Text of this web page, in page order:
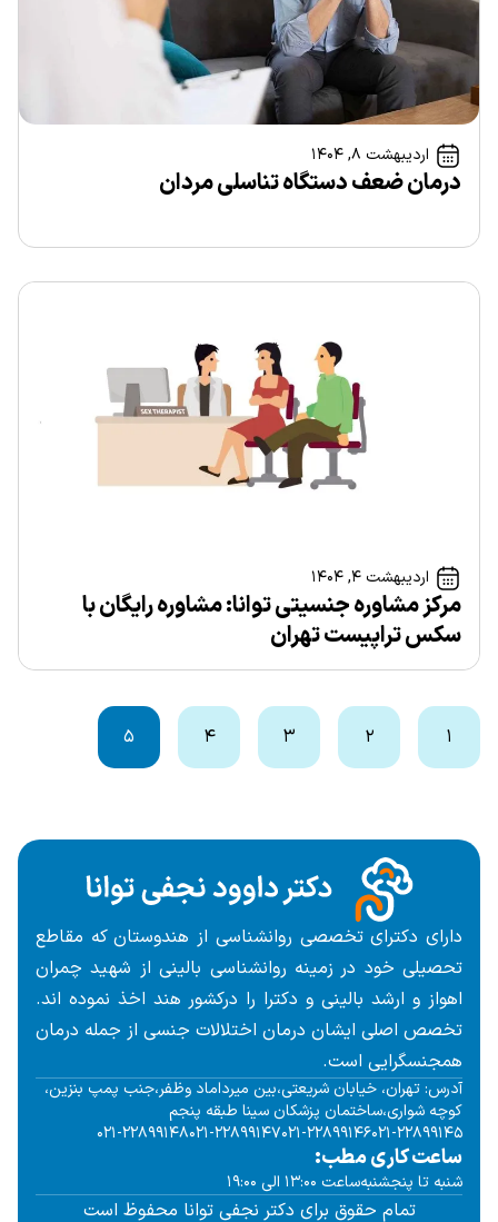
اردیبهشت ۸, ۱۴۰۴
درمان ضعف دستگاه تناسلی مردان
اردیبهشت ۴, ۱۴۰۴
مرکز مشاوره جنسیتی توانا: مشاوره رایگان با
سکس تراپیست تهران
۱ ۲ ۳ ۴ ۵
دارای دکترای تخصصی روانشناسی از هندوستان که مقاطع
تحصیلی خود در زمینه روانشناسی بالینی از شهید چمران
اهواز و ارشد بالینی و دکترا را درکشور هند اخذ نموده اند.
تخصص اصلی ایشان درمان اختلالات جنسی از جمله درمان
همجنسگرایی است.
آدرس: تهران، خیابان شریعتی،بین میرداماد وظفر،جنب پمپ بنزین،
کوچه شواری،ساختمان پزشکان سینا طبقه پنجم
۰۲۱-۲۲۸۹۹۱۴۵۰۲۱-۲۲۸۹۹۱۴۶۰۲۱-۲۲۸۹۹۱۴۷۰۲۱-۲۲۸۹۹۱۴۸
ساعت کاری مطب:
شنبه تا پنجشنبهساعت ۱۳:۰۰ الی ۱۹:۰۰
تمام حقوق برای دکتر نجفی توانا محفوظ است